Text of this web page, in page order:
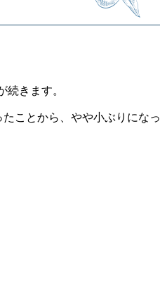
きます。
ことから、やや小ぶりになっ